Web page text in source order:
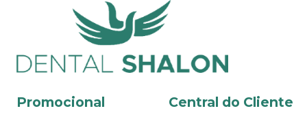
Promocional Central do Cliente